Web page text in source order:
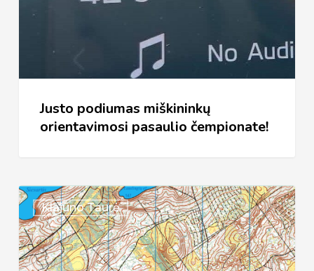
pasaulio
Justo podiumas miškininkų
orientavimosi pasaulio čempionate!
Klajūno Taurė
2026
M.
KLAJŪNO
TAURĖS